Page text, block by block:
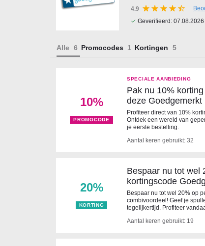
4.9
✓ Geverifieerd: 07.08.2026
Alle Promocodes Kortingen
10%
PROMOCODE
SPECIALE AANBIEDING
Pak nu 10%
deze Goedgemerkt
Profiteer direct van 10%
Ontdek een wereld van
je eerste bestelling.
Aantal keren gebruikt: 32
20%
KORTING
Bespaar nu tot wel
kortingscode
Bespaar nu tot wel 20% op
combivoordeel! Geef je
tegelijkertijd. Profiteer
Aantal keren gebruikt: 19